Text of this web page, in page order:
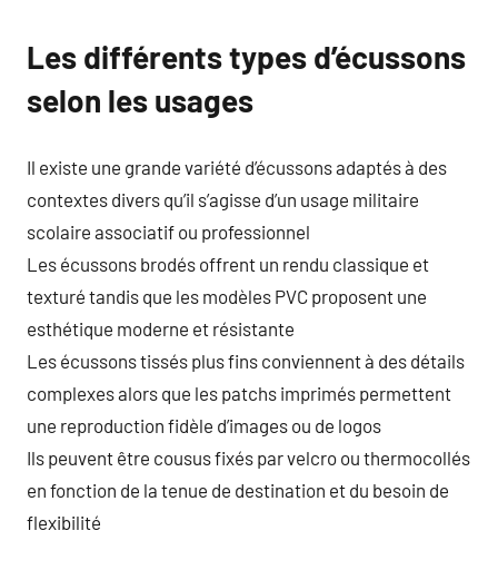
Les différents types d’écussons
selon les usages
Il existe une grande variété d’écussons adaptés à des
contextes divers qu’il s’agisse d’un usage militaire
scolaire associatif ou professionnel
Les écussons brodés offrent un rendu classique et
texturé tandis que les modèles PVC proposent une
esthétique moderne et résistante
Les écussons tissés plus fins conviennent à des détails
complexes alors que les patchs imprimés permettent
une reproduction fidèle d’images ou de logos
Ils peuvent être cousus fixés par velcro ou thermocollés
en fonction de la tenue de destination et du besoin de
flexibilité